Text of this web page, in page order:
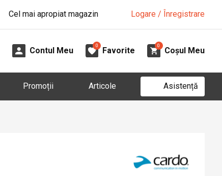
Cel mai apropiat magazin Logare / Înregistrare
Contul Meu
0
Favorite
0
Coșul Meu
Promoții Articole Asistență